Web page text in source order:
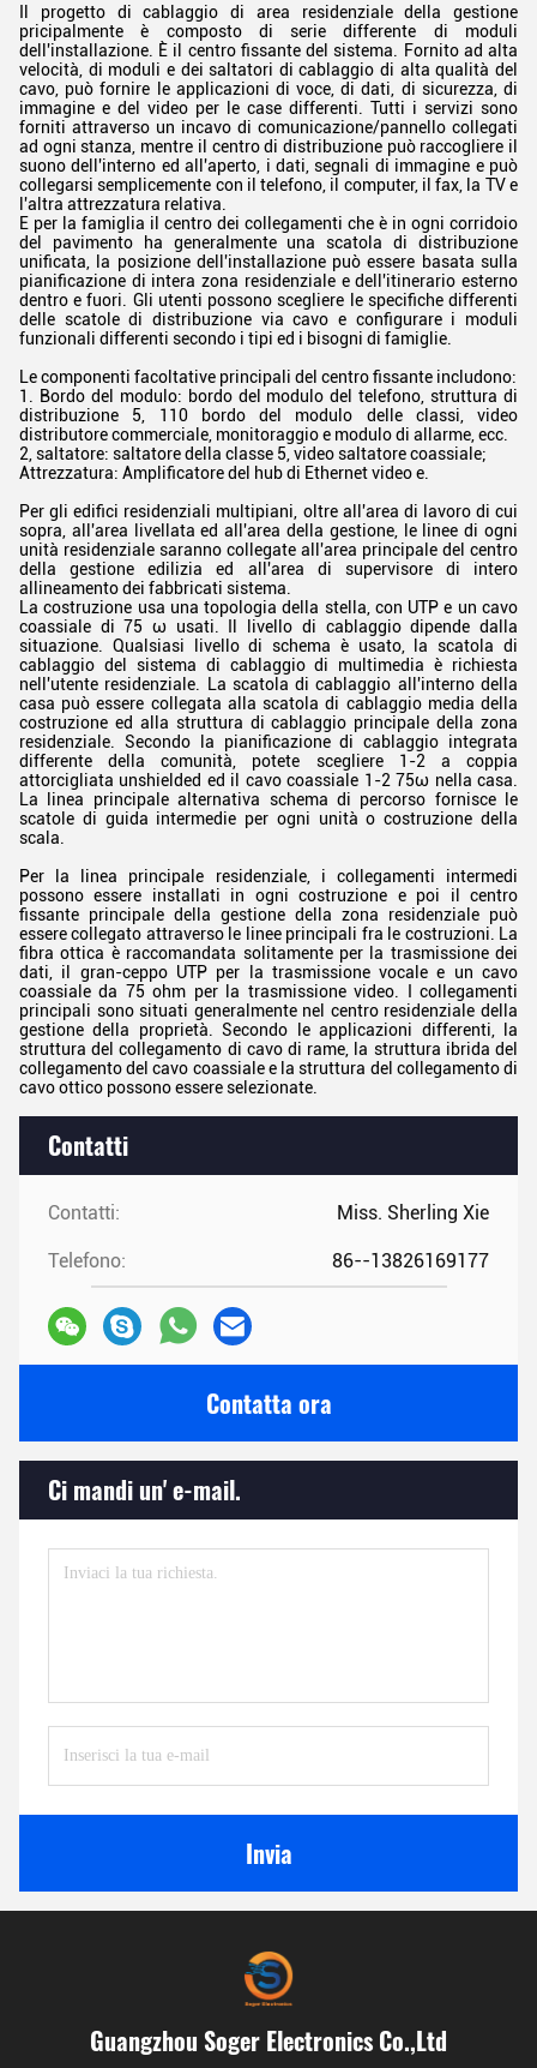
Contatti
Contatti: Miss. Sherling Xie
Telefono: 86--13826169177
Contatta ora
Ci mandi un' e-mail.
Invia
Il progetto di cablaggio di area residenziale della gestione
pricipalmente è composto di serie differente di moduli
dell'installazione. È il centro fissante del sistema. Fornito ad alta
velocità, di moduli e dei saltatori di cablaggio di alta qualità del
cavo, può fornire le applicazioni di voce, di dati, di sicurezza, di
immagine e del video per le case differenti. Tutti i servizi sono
forniti attraverso un incavo di comunicazione/pannello collegati
ad ogni stanza, mentre il centro di distribuzione può raccogliere il
suono dell'interno ed all'aperto, i dati, segnali di immagine e può
collegarsi semplicemente con il telefono, il computer, il fax, la TV e
l'altra attrezzatura relativa.
E per la famiglia il centro dei collegamenti che è in ogni corridoio
del pavimento ha generalmente una scatola di distribuzione
unificata, la posizione dell'installazione può essere basata sulla
pianificazione di intera zona residenziale e dell'itinerario esterno
dentro e fuori. Gli utenti possono scegliere le specifiche differenti
delle scatole di distribuzione via cavo e configurare i moduli
funzionali differenti secondo i tipi ed i bisogni di famiglie.
Le componenti facoltative principali del centro fissante includono:
1. Bordo del modulo: bordo del modulo del telefono, struttura di
distribuzione 5, 110 bordo del modulo delle classi, video
distributore commerciale, monitoraggio e modulo di allarme, ecc.
2, saltatore: saltatore della classe 5, video saltatore coassiale;
Attrezzatura: Amplificatore del hub di Ethernet video e.
Per gli edifici residenziali multipiani, oltre all'area di lavoro di cui
sopra, all'area livellata ed all'area della gestione, le linee di ogni
unità residenziale saranno collegate all'area principale del centro
della gestione edilizia ed all'area di supervisore di intero
allineamento dei fabbricati sistema.
La costruzione usa una topologia della stella, con UTP e un cavo
coassiale di 75 ω usati. Il livello di cablaggio dipende dalla
situazione. Qualsiasi livello di schema è usato, la scatola di
cablaggio del sistema di cablaggio di multimedia è richiesta
nell'utente residenziale. La scatola di cablaggio all'interno della
casa può essere collegata alla scatola di cablaggio media della
costruzione ed alla struttura di cablaggio principale della zona
residenziale. Secondo la pianificazione di cablaggio integrata
differente della comunità, potete scegliere 1-2 a coppia
attorcigliata unshielded ed il cavo coassiale 1-2 75ω nella casa.
La linea principale alternativa schema di percorso fornisce le
scatole di guida intermedie per ogni unità o costruzione della
scala.
Per la linea principale residenziale, i collegamenti intermedi
possono essere installati in ogni costruzione e poi il centro
fissante principale della gestione della zona residenziale può
essere collegato attraverso le linee principali fra le costruzioni. La
fibra ottica è raccomandata solitamente per la trasmissione dei
dati, il gran-ceppo UTP per la trasmissione vocale e un cavo
coassiale da 75 ohm per la trasmissione video. I collegamenti
principali sono situati generalmente nel centro residenziale della
gestione della proprietà. Secondo le applicazioni differenti, la
struttura del collegamento di cavo di rame, la struttura ibrida del
collegamento del cavo coassiale e la struttura del collegamento di
cavo ottico possono essere selezionate.
Guangzhou Soger Electronics Co.,Ltd